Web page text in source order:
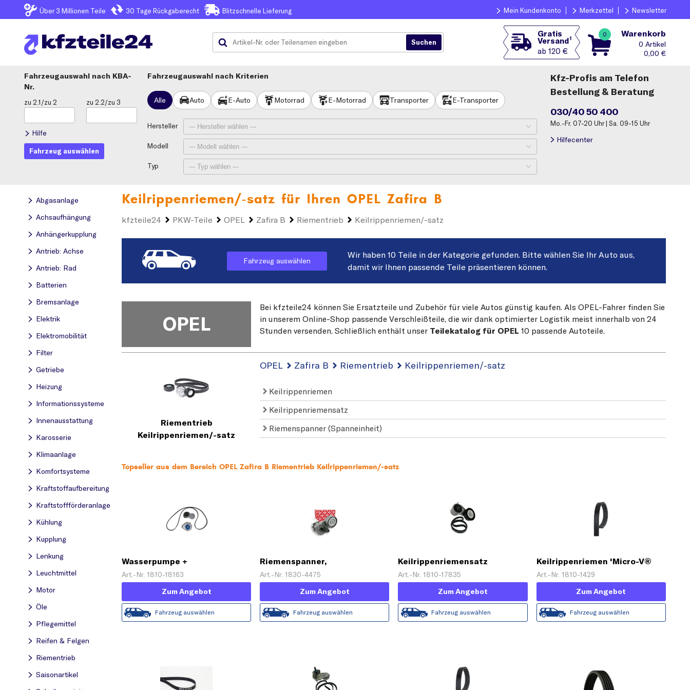
Über 3 Millionen Teile 30 Tage Rückgaberecht Blitzschnelle Lieferung Mein Kundenkonto Merkzettel Newsletter
Gratis
Versand1
ab 120 €
0 Warenkorb
0
0,00 €
Fahrzeugauswahl
KBA-
Nr.
zu 2.1/zu 2 zu 2.2/zu 3
Hilfe
Fahrzeug auswählen
Fahrzeugauswahl nach Kriterien
Alle Auto E-Auto Motorrad E-Motorrad Transporter E-Transporter
Hersteller
Modell
Typ
Kfz-Profis am Telefon
Bestellung & Beratung
030/40 50 400
Mo.-Fr. 07-20 Uhr | Sa. 09-15 Uhr
Hilfecenter
Abgasanlage
Achsaufhängung
Anhängerkupplung
Antrieb: Achse
Antrieb: Rad
Batterien
Bremsanlage
Elektrik
Elektromobilität
Filter
Getriebe
Heizung
Informationssysteme
Innenausstattung
Karosserie
Klimaanlage
Komfortsysteme
Kraftstoff­aufbereitung
Kraftstoff­förderanlage
Kühlung
Kupplung
Lenkung
Leuchtmittel
Motor
Öle
Pflegemittel
Reifen & Felgen
Riementrieb
Saisonartikel
Keilrippenriemen/-satz für Ihren OPEL Zafira B
kfzteile24 PKW-Teile OPEL Zafira B Riementrieb Keilrippenriemen/-satz
Fahrzeug auswählen
Wir haben 10 Teile in der Kategorie gefunden. Bitte wählen Sie Ihr Auto aus,
damit wir Ihnen passende Teile präsentieren können.
OPEL
Bei kfzteile24 können Sie Ersatzteile und Zubehör für viele Autos günstig kaufen. Als OPEL-Fahrer finden Sie
in unserem Online-Shop passende Verschleißteile, die wir dank optimierter Logistik meist innerhalb von 24
Stunden versenden. Schließlich enthält unser Teilekatalog für OPEL 10 passende Autoteile.
Riementrieb
Keilrippenriemen/-satz
OPEL Zafira B Riementrieb Keilrippenriemen/-satz
Keilrippenriemen
Keilrippenriemensatz
Riemenspanner (Spanneinheit)
Topseller aus dem Bereich OPEL Zafira B Riementrieb Keilrippenriemen/-satz
Wasserpumpe +
Keilrippenriemensatz
Art.-Nr. 1810-18163
Zum Angebot
Fahrzeug auswählen
Riemenspanner,
Keilrippenriemen
Art.-Nr. 1830-4475
Zum Angebot
Fahrzeug auswählen
Keilrippenriemensatz
Art.-Nr. 1810-17835
Zum Angebot
Fahrzeug auswählen
Keilrippenriemen 'Micro-V®
Horizon'
Art.-Nr. 1810-1429
Zum Angebot
Fahrzeug auswählen